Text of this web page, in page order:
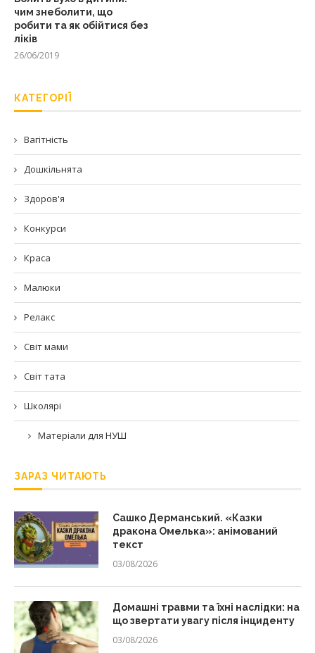
чим знеболити, що
робити та як обійтися без
ліків
26/06/2019
КАТЕГОРІЇ
Вагітність
Дошкільнята
Здоров'я
Конкурси
Краса
Малюки
Релакс
Світ мами
Світ тата
Школярі
Матеріали для НУШ
ЗАРАЗ ЧИТАЮТЬ
Сашко Дерманський. «Казки
дракона Омелька»: анімований
текст
03/08/2026
Домашні травми та їхні наслідки: на
що звертати увагу після інциденту
03/08/2026